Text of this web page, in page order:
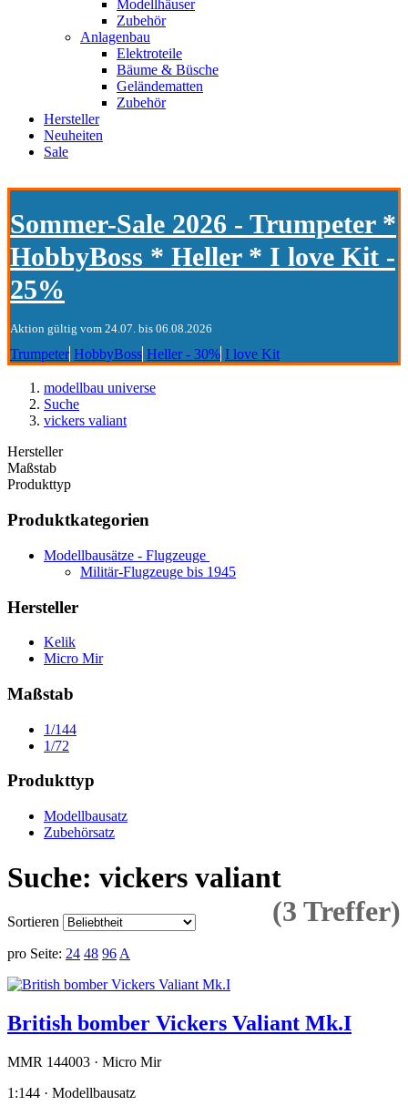
Modellhäuser
Zubehör
Anlagenbau
Elektroteile
Bäume & Büsche
Geländematten
Zubehör
Hersteller
Neuheiten
Sale
Sommer-Sale 2026 - Trumpeter *
HobbyBoss * Heller * I love Kit -
25%
Aktion gültig vom 24.07. bis 06.08.2026
Trumpeter HobbyBoss Heller - 30% I love Kit
modellbau universe
Suche
vickers valiant
Hersteller
Maßstab
Produkttyp
Produktkategorien
Modellbausätze - Flugzeuge
Militär-Flugzeuge bis 1945
Hersteller
Kelik
Micro Mir
Maßstab
1/144
1/72
Produkttyp
Modellbausatz
Zubehörsatz
Suche: vickers valiant
(3 Treffer)
Sortieren
pro Seite: 24 48 96 A
British bomber Vickers Valiant Mk.I
MMR 144003 · Micro Mir
1:144 · Modellbausatz